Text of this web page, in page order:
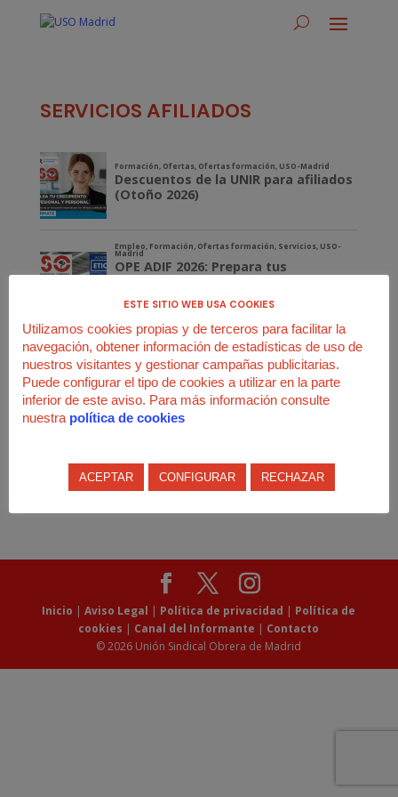
SERVICIOS AFILIADOS
Inicio |Aviso Legal Política de privacidad
Política de
cookies
Canal del Informante
Contacto
© 2026 Unión Sindical Obrera de Madrid
ESTE SITIO WEB USA COOKIES
Utilizamos cookies propias y de terceros para facilitar la
navegación, obtener información de estadísticas de uso de
nuestros visitantes y gestionar campañas publicitarias.
Puede configurar el tipo de cookies a utilizar en la parte
inferior de este aviso. Para más información consulte
nuestra política de cookies
ACEPTAR CONFIGURAR RECHAZAR